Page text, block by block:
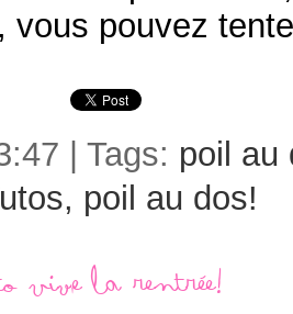
vous pouvez
| Tags: poil au
poil au dos!
Vive la rentrée!